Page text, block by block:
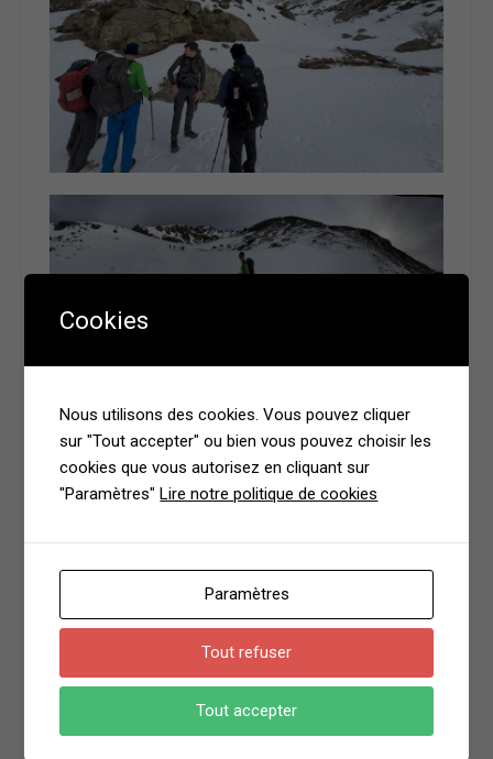
Cookies
Nous utilisons des cookies. Vous pouvez cliquer
sur "Tout accepter" ou bien vous pouvez choisir les
cookies que vous autorisez en cliquant sur
"Paramètres"Lire notre politique de cookies
Paramètres
Tout refuser
Tout accepter